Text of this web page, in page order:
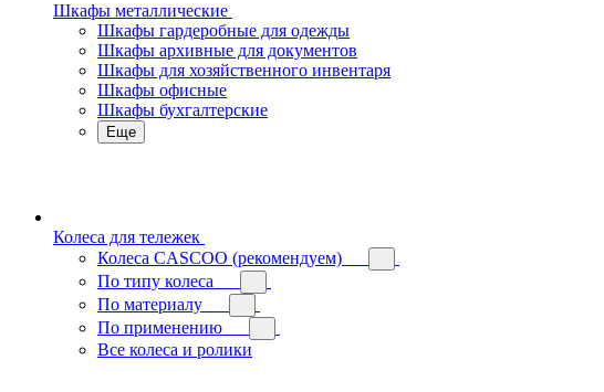
Шкафы металлические
Шкафы гардеробные для одежды
Шкафы архивные для документов
Шкафы для хозяйственного инвентаря
Шкафы офисные
Шкафы бухгалтерские
Еще
Колеса для тележек
Колеса CASCOO (рекомендуем)
По типу колеса
По материалу
По применению
Все колеса и ролики